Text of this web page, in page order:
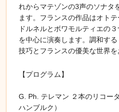
れからマテゾンの3声のソナタ
ます。フランスの作品はオト
ドルネルとボワモルティエの
を中心に演奏します。調和す
技巧とフランスの優美な世界を
【プログラム】
G. Ph. テレマン ２本のリコー
ハンブルク）